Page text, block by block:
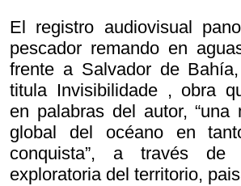
El registro audiovisual
pescador remando en
frente a Salvador de
titula Invisibilidade , obra
en palabras del autor, “una
global del océano en
conquista”, a través de
exploratoria del territorio,